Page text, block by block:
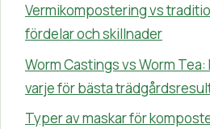
Vermikompostering vs
fördelar och skillnader
Worm Castings vs Worm Tea:
varje för bästa
Typer av maskar för